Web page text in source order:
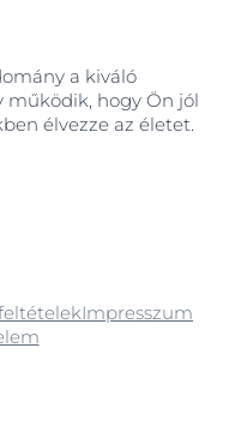
a kiváló
működik, hogy Ön jól
élvezze az életet.
Impresszum